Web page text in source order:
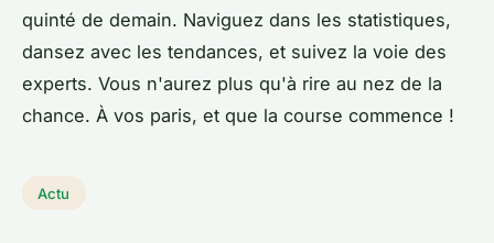
quinté de demain. Naviguez dans les statistiques,
dansez avec les tendances, et suivez la voie des
experts. Vous n'aurez plus qu'à rire au nez de la
chance. À vos paris, et que la course commence !
Actu